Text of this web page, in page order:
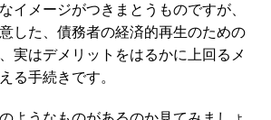
イメージがつきまとうものですが、
した、債務者の経済的再生のための
実はデメリットをはるかに上回るメ
る手続きです。